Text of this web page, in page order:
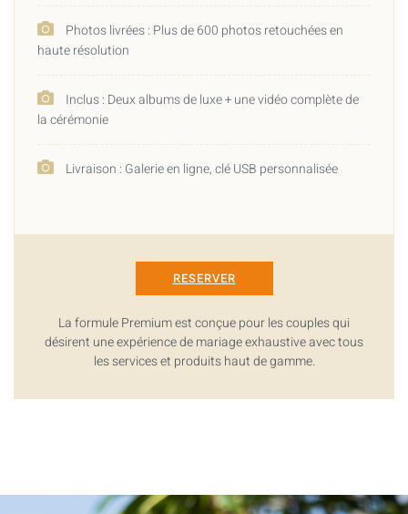
Photos livrées : Plus de 600 photos retouchées en
haute résolution
Inclus : Deux albums de luxe + une vidéo complète de
la cérémonie
Livraison : Galerie en ligne, clé USB personnalisée
RESERVER
La formule Premium est conçue pour les couples qui
désirent une expérience de mariage exhaustive avec tous
les services et produits haut de gamme.